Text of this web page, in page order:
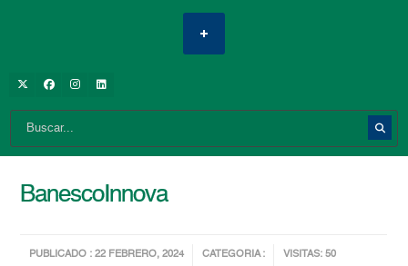
BanescoInnova
PUBLICADO : 22 FEBRERO, 2024 CATEGORIA : VISITAS: 50